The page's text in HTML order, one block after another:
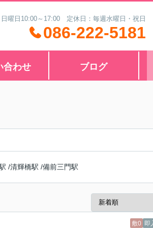
曜日10:00～17:00 定休日：毎週水曜日・祝日
086-222-5181
合わせ ブログ
/清輝橋駅 /備前三門駅
敷0 即